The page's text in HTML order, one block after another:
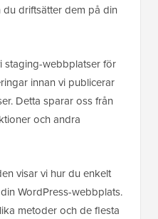
driftsätter dem på din
staging-webbplatser för
innan vi publicerar
Detta sparar oss från
och andra
visar vi hur du enkelt
WordPress-webbplats.
metoder och de flesta